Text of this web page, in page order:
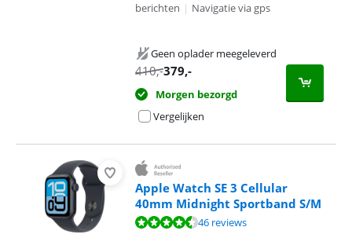
berichten | Navigatie via gps
Geen oplader meegeleverd
410,-379,-
Morgen bezorgd
Vergelijken
Apple Watch SE 3 Cellular
40mm Midnight Sportband S/M
Beoordeling is 9,0 van de 10, gebaseerd op 46 reviews.
46 reviews